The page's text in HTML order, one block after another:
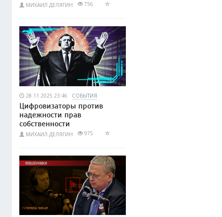
МИХАИЛ ДЕЛЯГИН 756
28.11.2025 23:46 СОБЫТИЯ
Цифровизаторы против
надежности прав
собственности
МИХАИЛ ДЕЛЯГИН 975